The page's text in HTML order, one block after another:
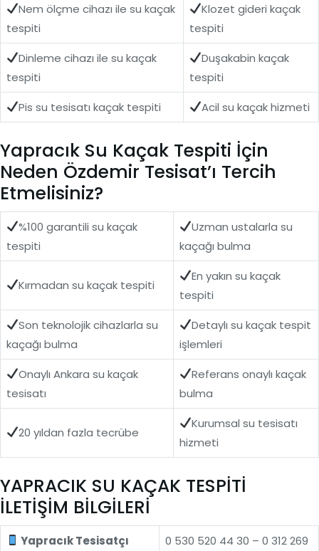
Nem ölçme cihazı ile su kaçak
tespiti
Klozet gideri kaçak
tespiti
Dinleme cihazı ile su kaçak
tespiti
Duşakabin kaçak
tespiti
Pis su tesisatı kaçak tespiti
Acil su kaçak hizmeti
Yapracık Su Kaçak Tespiti İçin
Neden Özdemir Tesisat’ı Tercih
Etmelisiniz?
%100 garantili su kaçak
tespiti
Uzman ustalarla su
kaçağı bulma
Kırmadan su kaçak tespiti
En yakın su kaçak
tespiti
Son teknolojik cihazlarla su
kaçağı bulma
Detaylı su kaçak tespit
işlemleri
Onaylı Ankara su kaçak
tesisatı
Referans onaylı kaçak
bulma
20 yıldan fazla tecrübe
Kurumsal su tesisatı
hizmeti
YAPRACIK SU KAÇAK TESPİTİ
İLETİŞİM BİLGİLERİ
Yapracık Tesisatçı 0 530 520 44 30 – 0 312 269